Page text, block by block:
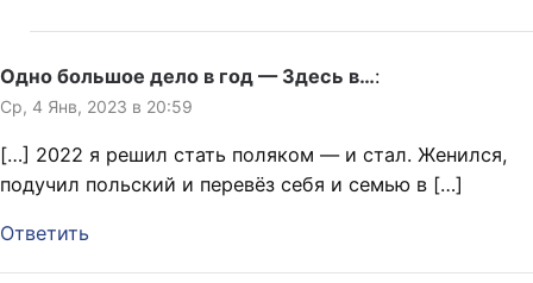
Одно большое дело в год — Здесь в…:
Ср, 4 Янв, 2023 в 20:59
[…] 2022 я решил стать поляком — и стал. Женился,
подучил польский и перевёз себя и семью в […]
Ответить